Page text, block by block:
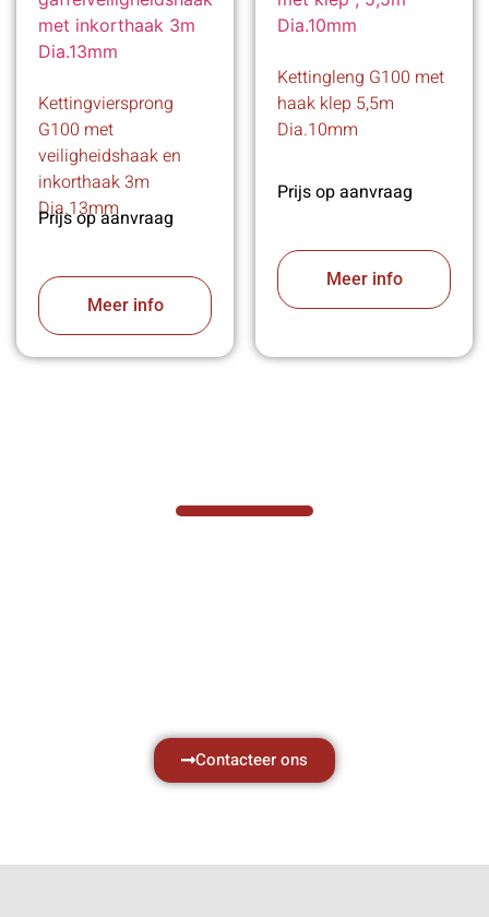
Kettingviersprong
G100 met
veiligheidshaak en
inkorthaak 3m
Dia.13mm
Prijs op aanvraag
Meer info
Kettingleng G100 met
haak klep 5,5m
Dia.10mm
Prijs op aanvraag
Meer info
Contacteer ons